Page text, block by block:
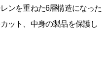
ンを重ねた6層構造になった
ット、中身の製品を保護し